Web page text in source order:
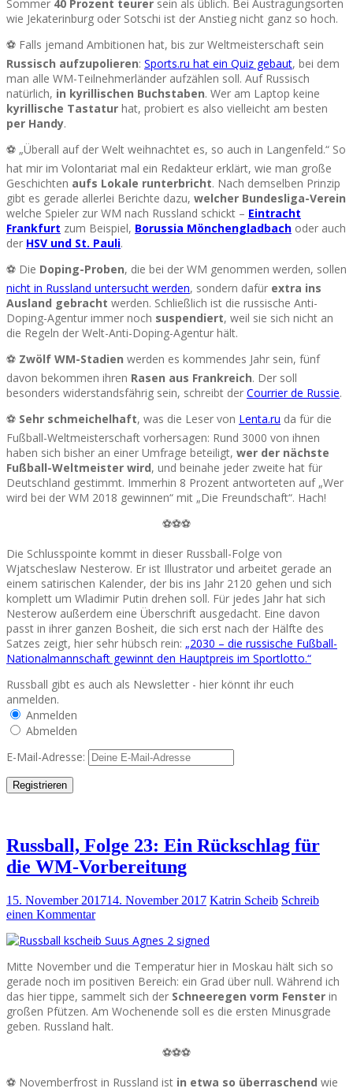
Sommer 40 Prozent teurer sein als üblich. Bei Austragungsorten
wie Jekaterinburg oder Sotschi ist der Anstieg nicht ganz so hoch.
⚽ Falls jemand Ambitionen hat, bis zur Weltmeisterschaft sein
Russisch aufzupolieren: Sports.ru hat ein Quiz gebaut, bei dem
man alle WM-Teilnehmerländer aufzählen soll. Auf Russisch
natürlich, in kyrillischen Buchstaben. Wer am Laptop keine
kyrillische Tastatur hat, probiert es also vielleicht am besten
per Handy.
⚽ „Überall auf der Welt weihnachtet es, so auch in Langenfeld.“ So
hat mir im Volontariat mal ein Redakteur erklärt, wie man große
Geschichten aufs Lokale runterbricht. Nach demselben Prinzip
gibt es gerade allerlei Berichte dazu, welcher Bundesliga-Verein
welche Spieler zur WM nach Russland schickt – Eintracht
Frankfurt zum Beispiel, Borussia Mönchengladbach oder auch
der HSV und St. Pauli.
⚽ Die Doping-Proben, die bei der WM genommen werden, sollen
nicht in Russland untersucht werden, sondern dafür extra ins
Ausland gebracht werden. Schließlich ist die russische Anti-
Doping-Agentur immer noch suspendiert, weil sie sich nicht an
die Regeln der Welt-Anti-Doping-Agentur hält.
⚽ Zwölf WM-Stadien werden es kommendes Jahr sein, fünf
davon bekommen ihren Rasen aus Frankreich. Der soll
besonders widerstandsfährig sein, schreibt der Courrier de Russie.
⚽ Sehr schmeichelhaft, was die Leser von Lenta.ru da für die
Fußball-Weltmeisterschaft vorhersagen: Rund 3000 von ihnen
haben sich bisher an einer Umfrage beteiligt, wer der nächste
Fußball-Weltmeister wird, und beinahe jeder zweite hat für
Deutschland gestimmt. Immerhin 8 Prozent antworteten auf „Wer
wird bei der WM 2018 gewinnen“ mit „Die Freundschaft“. Hach!
⚽⚽⚽
Die Schlusspointe kommt in dieser Russball-Folge von
Wjatscheslaw Nesterow. Er ist Illustrator und arbeitet gerade an
einem satirischen Kalender, der bis ins Jahr 2120 gehen und sich
komplett um Wladimir Putin drehen soll. Für jedes Jahr hat sich
Nesterow außerdem eine Überschrift ausgedacht. Eine davon
passt in ihrer ganzen Bosheit, die sich erst nach der Hälfte des
Satzes zeigt, hier sehr hübsch rein: „2030 – die russische Fußball-
Nationalmannschaft gewinnt den Hauptpreis im Sportlotto.“
Russball gibt es auch als Newsletter - hier könnt ihr euch
anmelden.
Anmelden
Abmelden
E-Mail-Adresse:
Russball, Folge 23: Ein Rückschlag für
die WM-Vorbereitung
15. November 201714. November 2017 Katrin Scheib Schreib
einen Kommentar
Mitte November und die Temperatur hier in Moskau hält sich so
gerade noch im positiven Bereich: ein Grad über null. Während ich
das hier tippe, sammelt sich der Schneeregen vorm Fenster in
großen Pfützen. Am Wochenende soll es die ersten Minusgrade
geben. Russland halt.
⚽⚽⚽
⚽ Novemberfrost in Russland ist in etwa so überraschend wie